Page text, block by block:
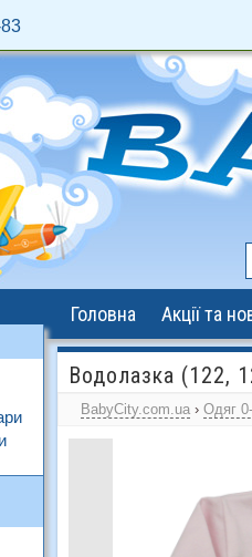
Головна Акції та
Водолазка (122,
BabyCity.com.ua › Одяг